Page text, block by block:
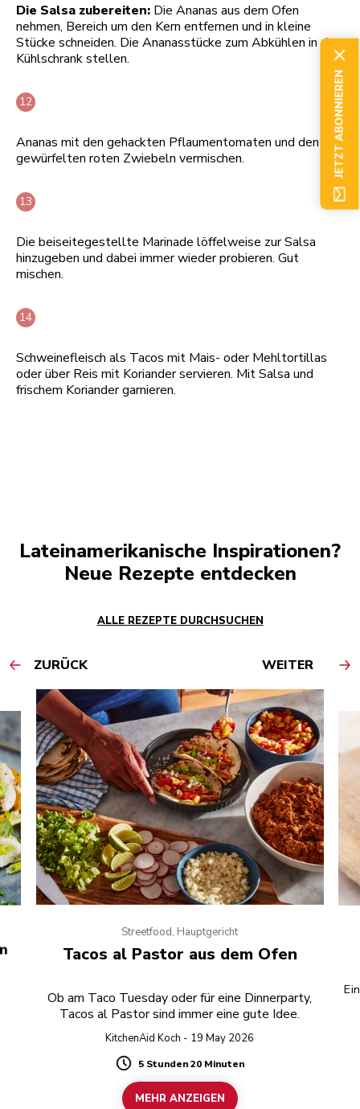
Die Salsa zubereiten: Die Ananas aus dem Ofen
nehmen, Bereich um den Kern entfernen und in kleine
Stücke schneiden. Die Ananasstücke zum Abkühlen in den
Kühlschrank stellen.
Ananas mit den gehackten Pflaumentomaten und den
gewürfelten roten Zwiebeln vermischen.
Die beiseitegestellte Marinade löffelweise zur Salsa
hinzugeben und dabei immer wieder probieren. Gut
mischen.
Schweinefleisch als Tacos mit Mais- oder Mehltortillas
oder über Reis mit Koriander servieren. Mit Salsa und
frischem Koriander garnieren.
Lateinamerikanische Inspirationen?
Neue Rezepte entdecken
ALLE REZEPTE DURCHSUCHEN
ZURÜCK WEITER
Streetfood, Hauptgericht
Tacos al Pastor aus dem Ofen
Ob am Taco Tuesday oder für eine Dinnerparty,
Tacos al Pastor sind immer eine gute Idee.
KitchenAid Koch - 19 May 2026
Duration
5 Stunden 20 Minuten
MEHR ANZEIGEN
JETZT ABONNIEREN